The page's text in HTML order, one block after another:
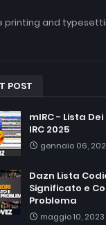
and
POST
mIRC - Lista
IRC 2025
gennaio 06,
Dazn Lista
Significato e
Problema
maggio 10, 2023